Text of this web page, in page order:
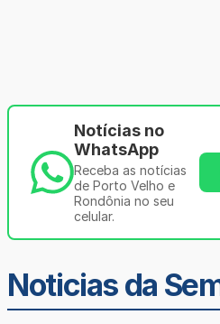
Notícias no
WhatsApp
Receba as notícias
de Porto Velho e
Rondônia no seu
celular.
Noticias da